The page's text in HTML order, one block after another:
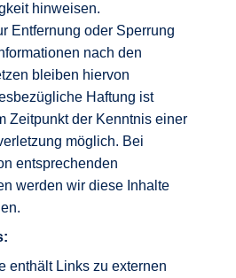
hinweisen.
Entfernung oder Sperrung
nach den
bleiben hiervon
Haftung ist
Zeitpunkt der Kenntnis einer
möglich. Bei
entsprechenden
werden wir diese Inhalte
enthält Links zu externen